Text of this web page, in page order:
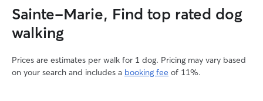
Sainte-Marie, Find top rated dog
walking
Prices are estimates per walk for 1 dog. Pricing may vary based
on your search and includes a booking fee of 11%.